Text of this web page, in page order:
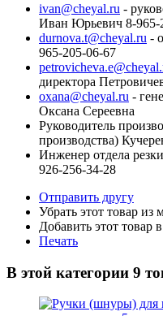
ivan@cheyal.ru -
Иван Юрьевич 8-965-
durnova.t@cheyal.ru -
965-205-06-67
директора
oxana@cheyal.ru -
Оксана Сереевна
Руководитель
производства)
Инженер отдела
926-256-34-28
Отправить другу
Убрать этот товар из
Добавить этот товар
Печать
В этой категории 9